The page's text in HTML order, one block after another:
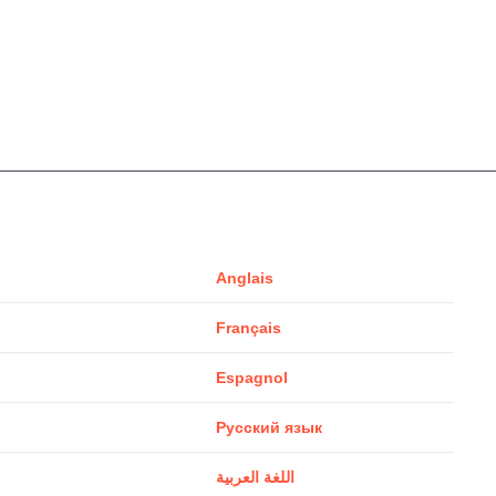
Anglais
Français
Espagnol
Русский язык
اللغة العربية